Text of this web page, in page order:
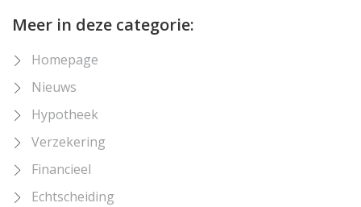
Meer in deze categorie:
Homepage
Nieuws
Hypotheek
Verzekering
Financieel
Echtscheiding